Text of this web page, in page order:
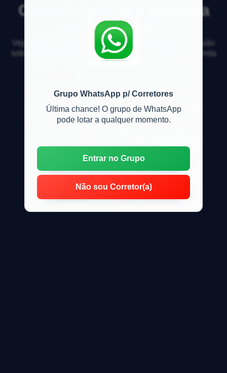
Grupo WhatsApp p/ Corretores
Última chance! O grupo de WhatsApp
pode lotar a qualquer momento.
Entrar no Grupo
Não sou Corretor(a)
Como funciona a penhora
de um imóvel?
Veja respostas de especialistas e participe da discussão
sobre mercado imobiliário, financiamento, compra, venda
e locação de imóveis